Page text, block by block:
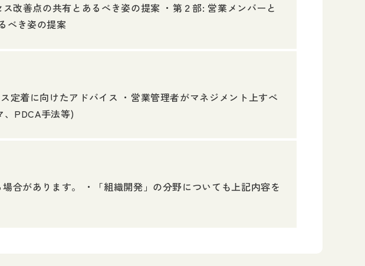
改善点の共有とあるべき姿の提案 ・第２部: 営業メンバーと
べき姿の提案
定着に向けたアドバイス ・営業管理者がマネジメント上すべ
PDCA手法等)
合があります。 ・「組織開発」の分野についても上記内容を